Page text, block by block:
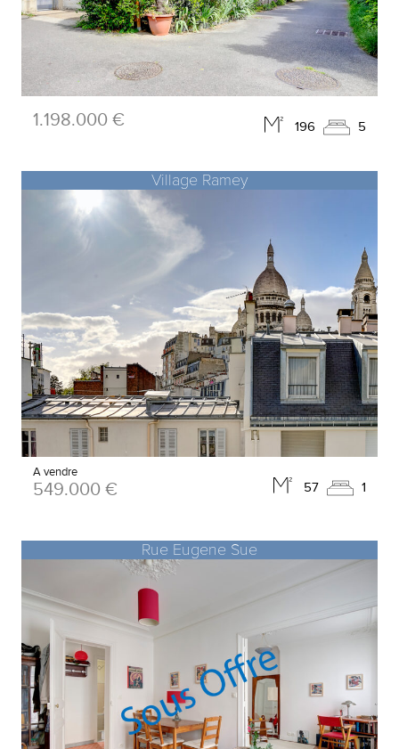
196 5
1.198.000 €
Village Ramey
57 1
A vendre
549.000 €
Rue Eugene Sue